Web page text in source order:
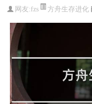
网友:fzs 方舟生存进化